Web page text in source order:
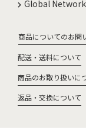
Global Network
商品についてのお問
配送・送料について
商品のお取り扱いに
返品・交換について